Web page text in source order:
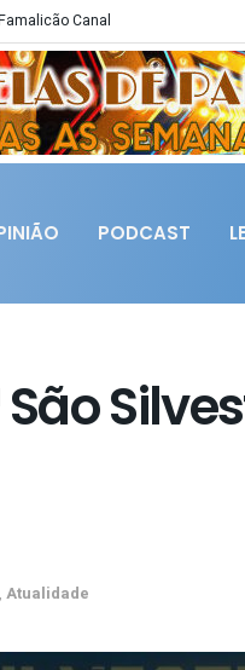
Canal
PODCAST
, Atualidade